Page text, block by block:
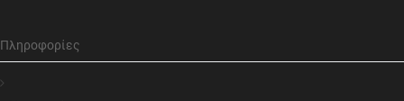
Πληροφορίες